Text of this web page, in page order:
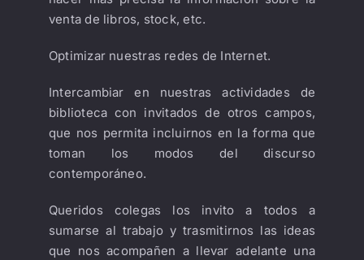
venta de libros, stock, etc.
Optimizar nuestras redes de Internet.
Intercambiar en nuestras actividades de
biblioteca con invitados de otros campos,
que nos permita incluirnos en la forma que
toman los modos del discurso
contemporáneo.
Queridos colegas los invito a todos a
sumarse al trabajo y trasmitirnos las ideas
que nos acompañen a llevar adelante una